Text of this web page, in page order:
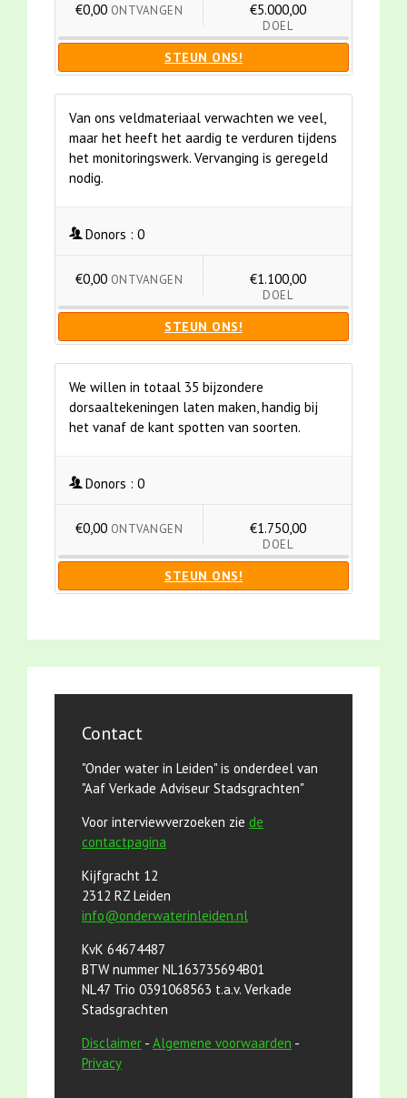
€0,00 ONTVANGEN €5.000,00
DOEL
STEUN ONS!
Van ons veldmateriaal verwachten we veel,
maar het heeft het aardig te verduren tijdens
het monitoringswerk. Vervanging is geregeld
nodig.
Donors : 0
€0,00 ONTVANGEN €1.100,00
DOEL
STEUN ONS!
We willen in totaal 35 bijzondere
dorsaaltekeningen laten maken, handig bij
het vanaf de kant spotten van soorten.
Donors : 0
€0,00 ONTVANGEN €1.750,00
DOEL
STEUN ONS!
Contact
"Onder water in Leiden" is onderdeel van
"Aaf Verkade Adviseur Stadsgrachten"
Voor interviewverzoeken zie de
contactpagina
Kijfgracht 12
2312 RZ Leiden
info@onderwaterinleiden.nl
KvK 64674487
BTW nummer NL163735694B01
NL47 Trio 0391068563 t.a.v. Verkade
Stadsgrachten
Disclaimer - Algemene voorwaarden -
Privacy